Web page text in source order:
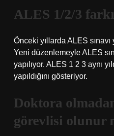
ALES 1/2/3
Önceki yıllarda ALES sınavı
Yeni düzenlemeyle ALES
yapılıyor. ALES 1 2 3 aynı
yapıldığını gösteriyor.
Doktora
görevlisi olunur